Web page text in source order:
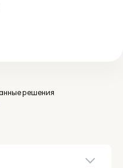
решения